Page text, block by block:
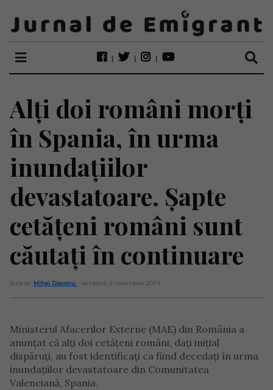
Alți doi români morți
în Spania, în urma
inundațiilor
devastatoare. Șapte
cetățeni români sunt
căutați în continuare
Scris de: Mihai Diaconu - sâmbătă, 9 noiembrie 2024
Ministerul Afacerilor Externe (MAE) din România a
anunțat că alți doi cetățeni români, dați inițial
dispăruți, au fost identificați ca fiind decedați în urma
inundațiilor devastatoare din Comunitatea
Valenciană, Spania.